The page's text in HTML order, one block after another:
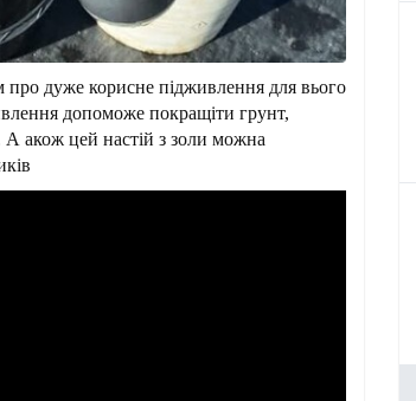
про дуже корисне підживлення для вього
допоможе покращіти грунт,
А акож цей настій з золи можна